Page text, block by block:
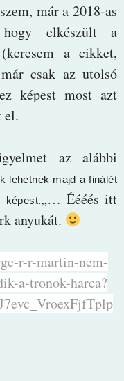
már a 2018-as
elkészült a
a cikket,
csak az utolsó
képest most azt
el.
az alábbi
lehetnek majd a finálét
képest.„… Éééés itt
anyukát.
r-r-martin-nem-
a-tronok-harca?